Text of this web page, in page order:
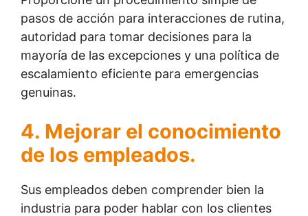
pasos de acción para interacciones de rutina,
autoridad para tomar decisiones para la
mayoría de las excepciones y una política de
escalamiento eficiente para emergencias
genuinas.
4. Mejorar el conocimiento
de los empleados.
Sus empleados deben comprender bien la
industria para poder hablar con los clientes